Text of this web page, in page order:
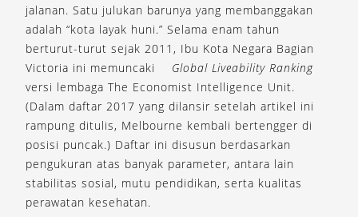
jalanan. Satu julukan barunya yang membanggakan
adalah “kota layak huni.” Selama enam tahun
berturut-turut sejak 2011, Ibu Kota Negara Bagian
Victoria ini memuncaki
Global Liveability Ranking
versi lembaga The Economist Intelligence Unit.
(Dalam daftar 2017 yang dilansir setelah artikel ini
rampung ditulis, Melbourne kembali bertengger di
posisi puncak.) Daftar ini disusun berdasarkan
pengukuran atas banyak parameter, antara lain
stabilitas sosial, mutu pendidikan, serta kualitas
perawatan kesehatan.